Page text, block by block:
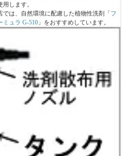
用します。
では、自然環境に配慮した植物性洗剤「 フ
ミュラ G-510」をおすすめしています。